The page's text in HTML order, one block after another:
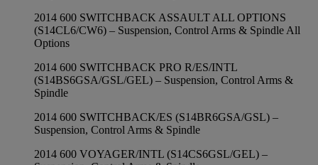
2014 600 SWITCHBACK ASSAULT ALL OPTIONS
(S14CL6/CW6) – Suspension, Control Arms & Spindle All
Options
2014 600 SWITCHBACK PRO R/ES/INTL
(S14BS6GSA/GSL/GEL) – Suspension, Control Arms &
Spindle
2014 600 SWITCHBACK/ES (S14BR6GSA/GSL) –
Suspension, Control Arms & Spindle
2014 600 VOYAGER/INTL (S14CS6GSL/GEL) –